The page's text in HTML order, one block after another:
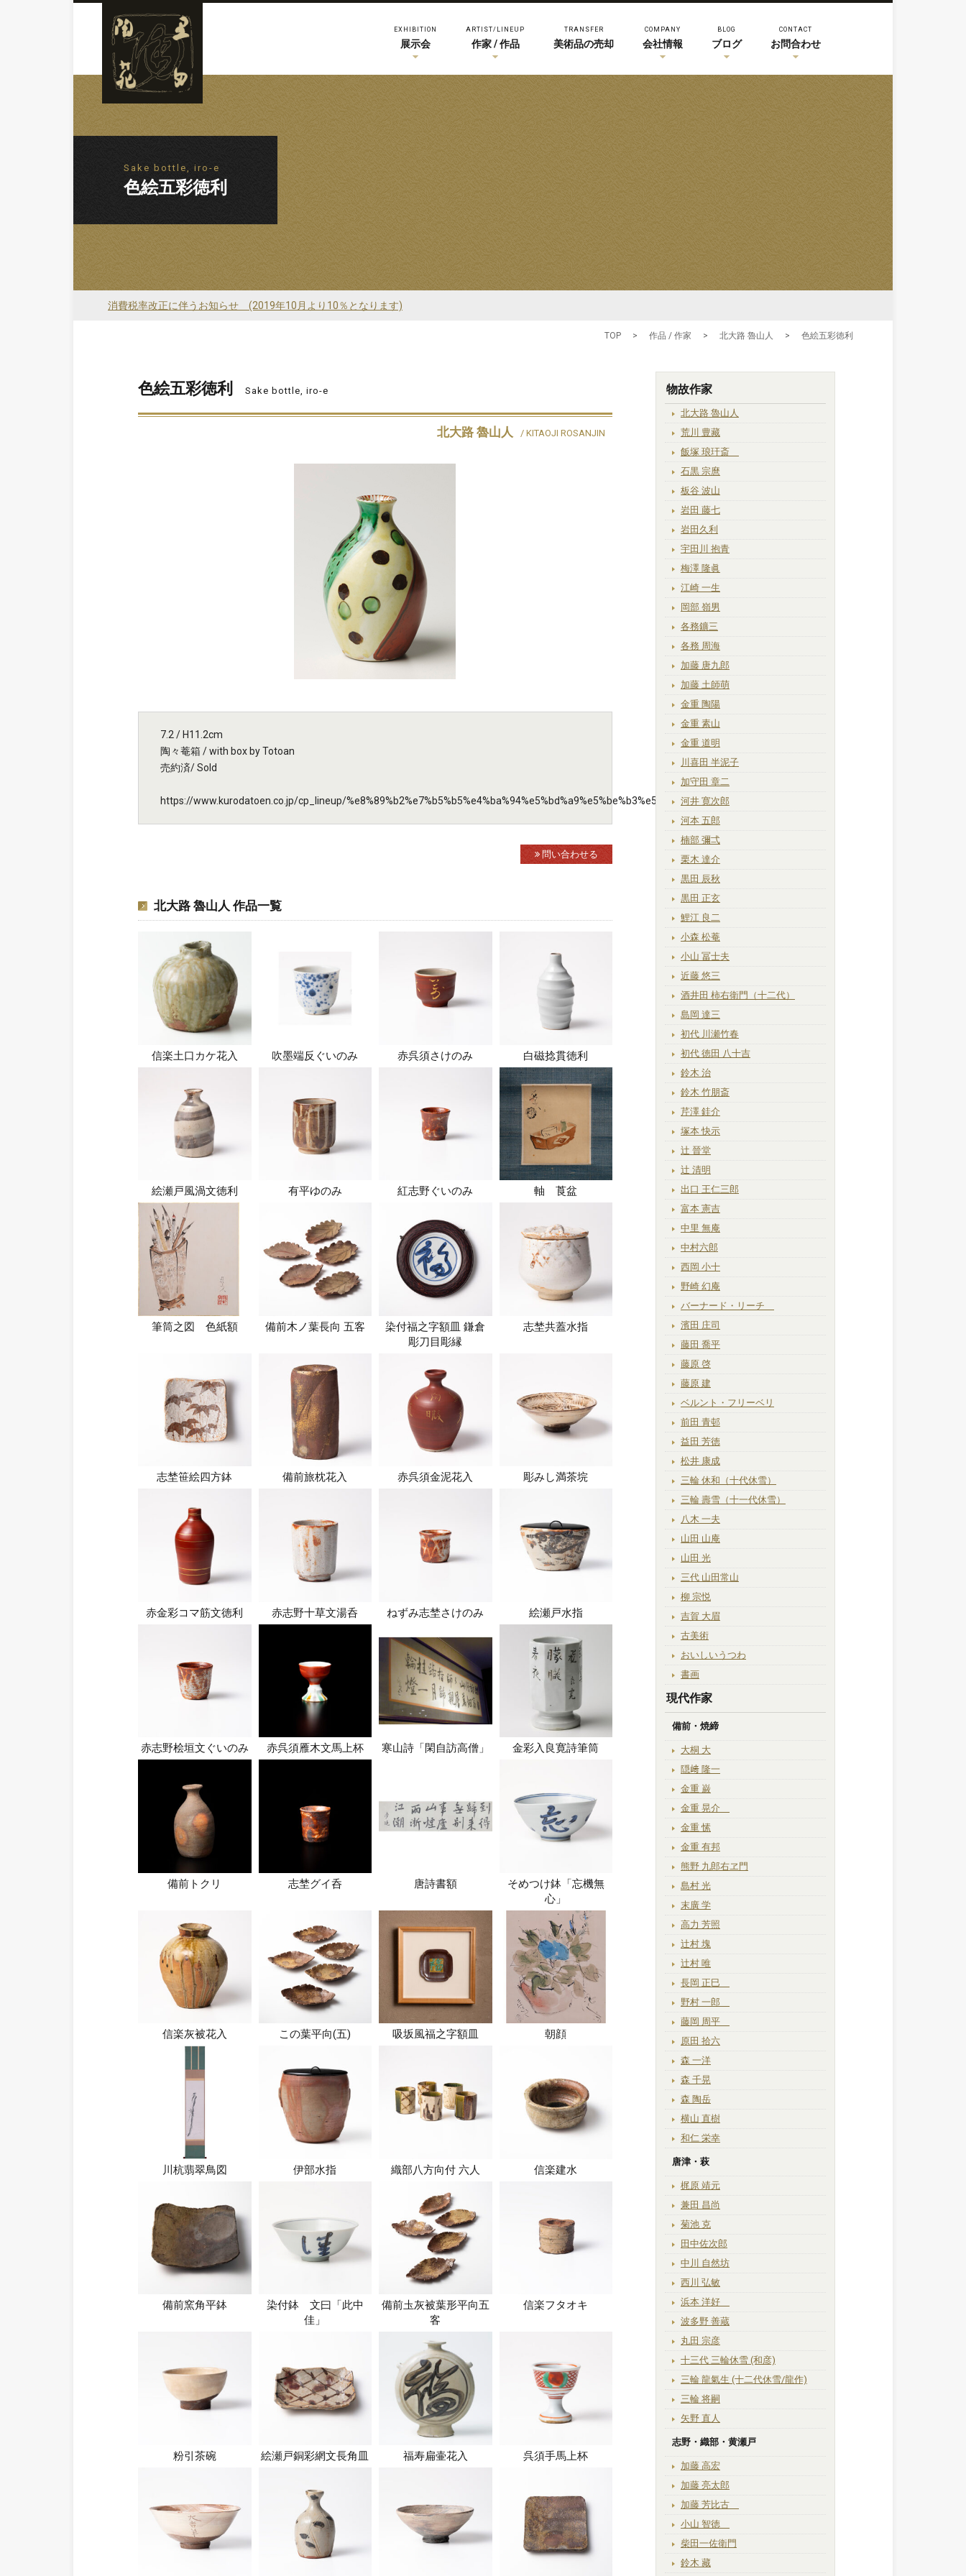
EXHIBITION
展示会
ARTIST/LINEUP
作家 / 作品
TRANSFER
美術品の売却
COMPANY
会社情報
BLOG
ブログ
CONTACT
お問合わせ
Sake bottle, iro-e
色絵五彩徳利
消費税率改正に伴うお知らせ (2019年10月より10％となります)
TOP > 作品 / 作家 > 北大路 魯山人 > 色絵五彩徳利
色絵五彩徳利 Sake bottle, iro-e
北大路 魯山人 / KITAOJI ROSANJIN
7.2 / H11.2cm
陶々菴箱 / with box by Totoan
売約済/ Sold
https://www.kurodatoen.co.jp/cp_lineup/%e8%89%b2%e7%b5%b5%e4%ba%94%e5%bd%a9%e5%be%b3%e5%88%a9/
問い合わせる
北大路 魯山人 作品一覧
信楽土口カケ花入 吹墨端反ぐいのみ 赤呉須さけのみ 白磁捻貫徳利
絵瀬戸風渦文徳利 有平ゆのみ 紅志野ぐいのみ 軸 莨盆
筆筒之図 色紙額 備前木ノ葉長向 五客
染付福之字額皿 鎌倉
彫刀目彫縁
志埜共蓋水指
志埜笹絵四方鉢 備前旅枕花入 赤呉須金泥花入 彫みし満茶垸
赤金彩コマ筋文徳利 赤志野十草文湯呑 ねずみ志埜さけのみ 絵瀬戸水指
赤志野桧垣文ぐいのみ 赤呉須雁木文馬上杯 寒山詩「閑自訪高僧」 金彩入良寛詩筆筒
備前トクリ 志埜グイ呑 唐詩書額
そめつけ鉢「忘機無
心」
信楽灰被花入 この葉平向(五) 吸坂風福之字額皿 朝顔
川杭翡翠鳥図 伊部水指 織部八方向付 六人 信楽建水
備前窯角平鉢
染付鉢 文曰「此中
佳」
備前圡灰被葉形平向五
客
信楽フタオキ
粉引茶碗 絵瀬戸銅彩網文長角皿 福寿扁壷花入 呉須手馬上杯
物故作家
北大路 魯山人
荒川 豊藏
飯塚 琅玕斎
石黒 宗麿
板谷 波山
岩田 藤七
岩田久利
宇田川 抱青
梅澤 隆眞
江崎 一生
岡部 嶺男
各務鑛三
各務 周海
加藤 唐九郎
加藤 土師萌
金重 陶陽
金重 素山
金重 道明
川喜田 半泥子
加守田 章二
河井 寛次郎
河本 五郎
楠部 彌弌
栗木 達介
黒田 辰秋
黒田 正玄
鯉江 良二
小森 松菴
小山 冨士夫
近藤 悠三
酒井田 柿右衛門（十二代）
島岡 達三
初代 川瀬竹春
初代 徳田 八十吉
鈴木 治
鈴木 竹朋斎
芹澤 銈介
塚本 快示
辻 晉堂
辻 清明
出口 王仁三郎
富本 憲吉
中里 無庵
中村六郎
西岡 小十
野崎 幻庵
バーナード・リーチ
濱田 庄司
藤田 喬平
藤原 啓
藤原 建
ベルント・フリーベリ
前田 青邨
益田 芳徳
松井 康成
三輪 休和（十代休雪）
三輪 壽雪（十一代休雪）
八木 一夫
山田 山庵
山田 光
三代 山田常山
柳 宗悦
吉賀 大眉
古美術
おいしいうつわ
書画
現代作家
備前・焼締
大桐 大
隠﨑 隆一
金重 巌
金重 晃介
金重 愫
金重 有邦
熊野 九郎右ヱ門
島村 光
末廣 学
高力 芳照
辻村 塊
辻村 唯
長岡 正巳
野村 一郎
藤岡 周平
原田 拾六
森 一洋
森 千晃
森 陶岳
横山 直樹
和仁 栄幸
唐津・萩
梶原 靖元
兼田 昌尚
菊池 克
田中佐次郎
中川 自然坊
西川 弘敏
浜本 洋好
波多野 善蔵
丸田 宗彦
十三代 三輪休雪 (和彦)
三輪 龍氣生 (十二代休雪/龍作)
三輪 将嗣
矢野 直人
志野・織部・黄瀬戸
加藤 高宏
加藤 亮太郎
加藤 芳比古
小山 智徳
柴田一佐衛門
鈴木 藏